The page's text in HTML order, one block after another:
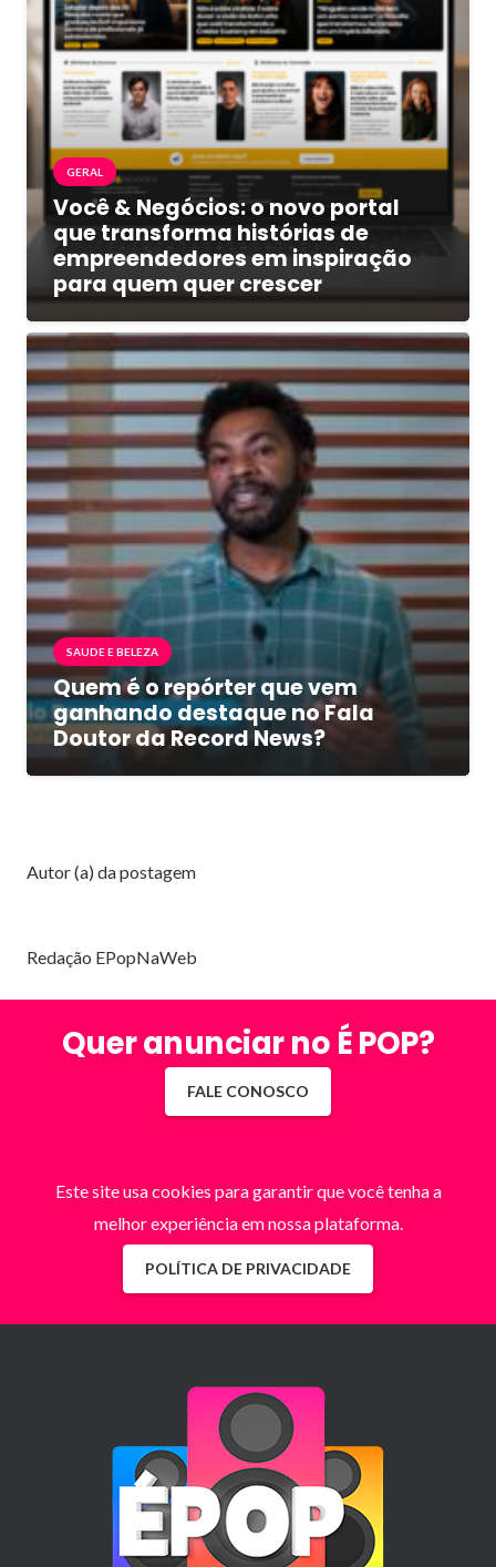
GERAL
Você & Negócios: o novo portal
que transforma histórias de
empreendedores em inspiração
para quem quer crescer
SAUDE E BELEZA
Quem é o repórter que vem
ganhando destaque no Fala
Doutor da Record News?
Autor (a) da postagem
Redação EPopNaWeb
Quer anunciar no É POP?
FALE CONOSCO
Este site usa cookies para garantir que você tenha a
melhor experiência em nossa plataforma.
POLÍTICA DE PRIVACIDADE